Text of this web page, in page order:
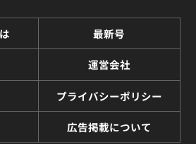
最新号
運営会社
プライバシーポリシー
広告掲載について